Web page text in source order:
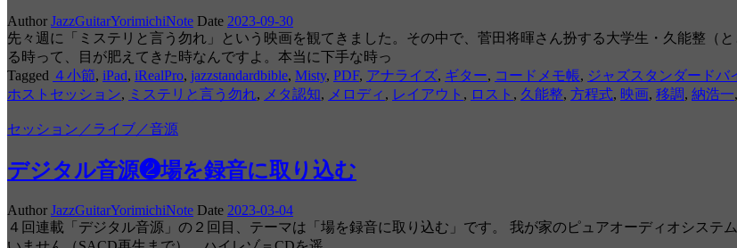
Author JazzGuitarYorimichiNote Date 2023-09-30
先々週に「ミステリと言う勿れ」という映画を観てきました。その中で、菅田将暉さん扮する大学生・久能整（
る時って、目が肥えてきた時なんですよ。本当に下手な時っ
Tagged ４小節, iPad, iRealPro, jazzstandardbible, Misty, PDF, アナライズ, ギター, コードメモ帳, ジャズスタンダードバ
ホストセッション, ミステリと言う勿れ, メタ認知, メロディ , レイアウト , ロスト , 久能整, 方程式, 映画, 移調, 納浩一,
セッション／ライブ／音源
デジタル音源❷場を録音に取り込む
Author JazzGuitarYorimichiNote Date 2023-03-04
４回連載「デジタル音源」の２回目、テーマは「場を録音に取り込む」です。 我が家のピュアオーディオシステ